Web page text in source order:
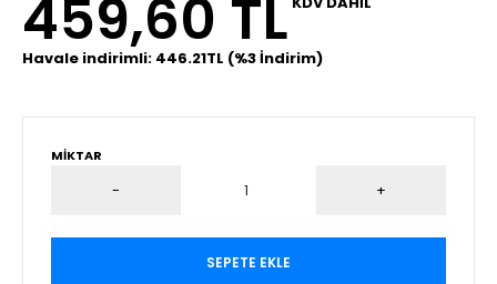
459,60 TL
Havale indirimli: 446.21TL (%3 İndirim)
MIKTAR